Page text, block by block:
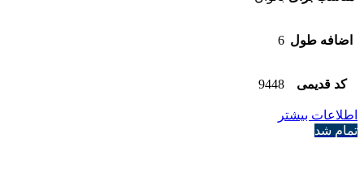
اضافه طول 6
کد قدیمی 9448
اطلاعات بیشتر
تمام شد